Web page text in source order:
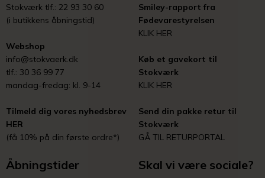
Stokværk tlf.: 22 93 30 60
(i butikkens åbningstid)
Webshop
info@stokvaerk.dk
tlf.: 30 36 99 77
mandag-fredag: kl. 9-14
Tilmeld dig vores nyhedsbrev
HER
(få 10% på din første ordre*)
Smiley-rapport fra
Fødevarestyrelsen
KLIK HER
Køb et gavekort til
Stokværk
KLIK HER
Send din pakke retur til
Stokværk
GÅ TIL RETURPORTAL
Åbningstider Skal vi være sociale?